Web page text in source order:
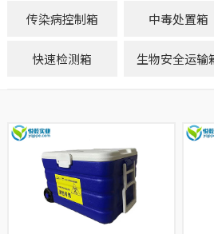
传染病控制箱 中毒处置箱
快速检测箱 生物安全运输